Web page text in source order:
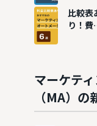
ン）7選
｜メリ
トや注意
ション
ール
も解説
比較表
り！費
ル6選
紹介
マーケテ
（MA）